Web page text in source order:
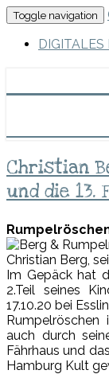
Skip
to
content
Toggle navigation
Christian
Berg
liest
Rumpelröschen
und
die
13.
Fee.
Christian
und die 13.
Christian Berg,
Im Gepäck hat
2.Teil seines
17.10.20 bei
auch durch
Fährhaus und
Hamburg Kult